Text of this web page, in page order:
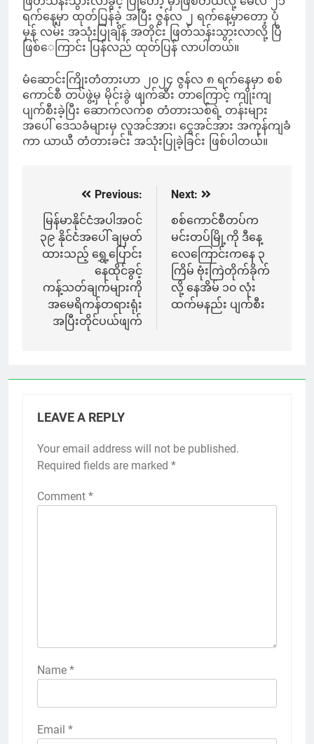
ရက်နေ့မှာ ထုတ်ပြန်ခဲ့ အပြီး ဇွန်လ ၂ ရက်နေ့မှာတော့ ပုံ
မှန် လမ်း အသုံးပြုချိန် အတိုင်း ဖြတ်သန်းသွားလာလို့ ပြီ
ဖြစ်‌ေကြာင်း ပြန်လည် ထုတ်ပြန် လာပါတယ်။
မံဆောင်းကြိုးတံတားဟာ ၂၀၂၄ ဇွန်လ ၈ ရက်နေမှာ စစ်
ကောင်စီ တပ်ဖွဲ့မှ မိုင်းခွဲ ဖျက်ဆီး တာကြောင့် ကျိုးကျ
ပျက်စီးခဲ့ပြီး ဆောက်လက်စ တံတားသစ်ရဲ့ တန်းများ
အပေါ် ဒေသခံများမှ လူအင်အား၊ ငွေအင်အား အကုန်ကျခံ
ကာ ယာယီ တံတားခင်း အသုံးပြုခဲ့ခြင်း ဖြစ်ပါတယ်။
navigation
Previous:
မြန်မာနိုင်ငံအပါအဝင်
၃၉ နိုင်ငံအပေါ် ချမှတ်
ထားသည့် ရွှေ့ပြောင်း
နေထိုင်ခွင့်
ကန့်သတ်ချက်များကို
အမေရိကန်တရားရုံး
အပြီးတိုင်ပယ်ဖျက်
Next:
စစ်ကောင်စီတပ်က
မင်းတပ်မြို့ကို ဒီနေ့
လေကြောင်းကနေ ၃
ကြိမ် ဗုံးကြဲတိုက်ခိုက်
လို့ နေအိမ် ၁၀ လုံး
ထက်မနည်း ပျက်စီး
LEAVE A REPLY
Your email address will not be published.
Required fields are marked *
Comment *
Name *
Email *